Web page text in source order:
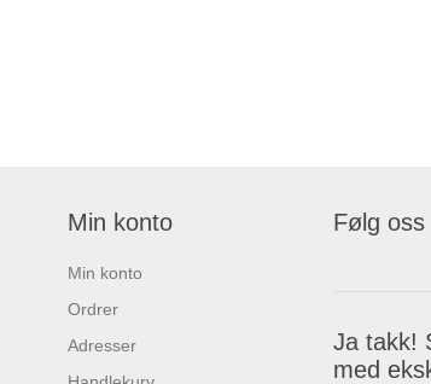
Min konto
Min konto
Ordrer
Adresser
Følg oss
Ja takk!
med